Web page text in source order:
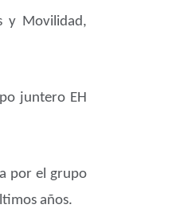
y Movilidad,
juntero EH
por el grupo
años.